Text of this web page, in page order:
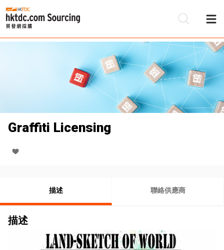
Graffiti Licensing
描述 聯絡供應商
描述